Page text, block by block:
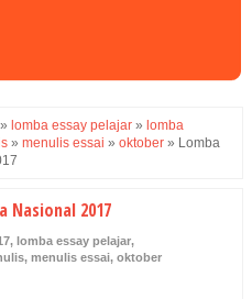
» lomba essay pelajar » lomba
» menulis essai » oktober » Lomba
Nasional 2017
, lomba essay pelajar,
, menulis essai, oktober